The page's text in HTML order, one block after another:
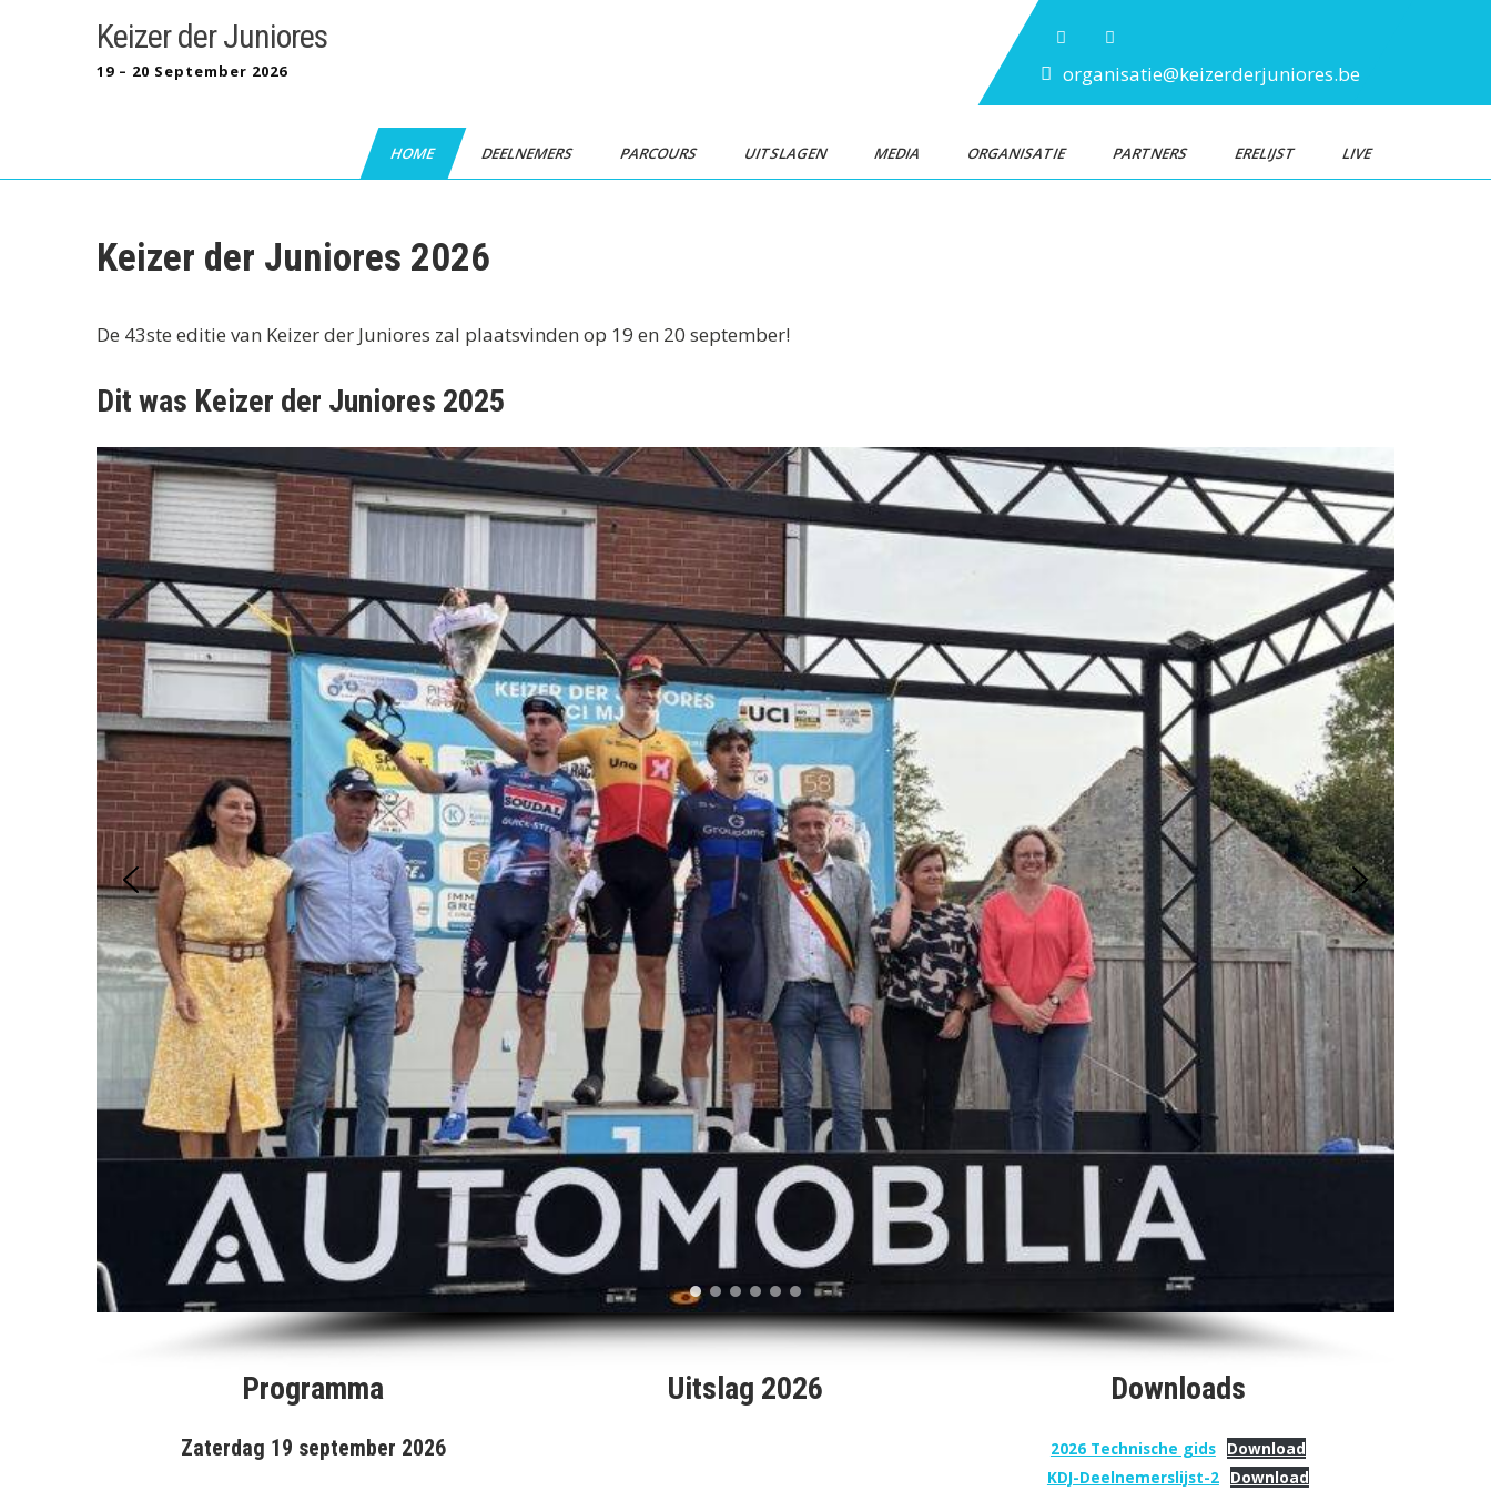
Keizer der Juniores
19 – 20 September 2026 organisatie@keizerderjuniores.be
HOME DEELNEMERS PARCOURS UITSLAGEN MEDIA ORGANISATIE PARTNERS ERELIJST LIVE
Keizer der Juniores 2026
De 43ste editie van Keizer der Juniores zal plaatsvinden op 19 en 20 september!
Dit was Keizer der Juniores 2025
Programma
Zaterdag 19 september 2026
Uitslag 2026 Downloads
2026 Technische gids Download
KDJ-Deelnemerslijst-2 Download